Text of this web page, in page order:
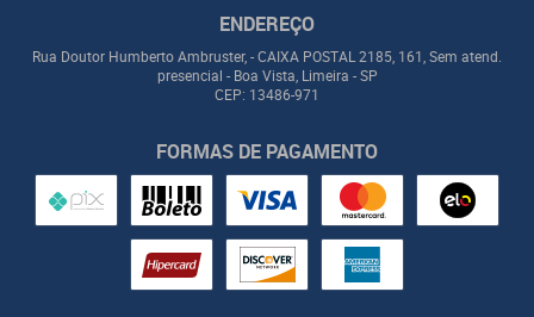
ENDEREÇO
Rua Doutor Humberto Ambruster, - CAIXA POSTAL 2185, 161, Sem atend.
presencial - Boa Vista, Limeira -SP
CEP: 13486-971
FORMAS DE PAGAMENTO